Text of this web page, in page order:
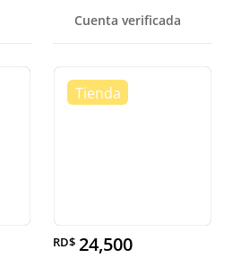
Cuenta verificada
RD$ 24,500